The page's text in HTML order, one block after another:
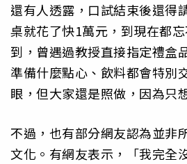
還有人透露，口試結束後還得
桌就花了快1萬元，到現在都
到，曾遇過教授直接指定禮盒
準備什麼點心、飲料都會特別
眼，但大家還是照做，因為只
不過，也有部分網友認為並非
文化。有網友表示，「我完全